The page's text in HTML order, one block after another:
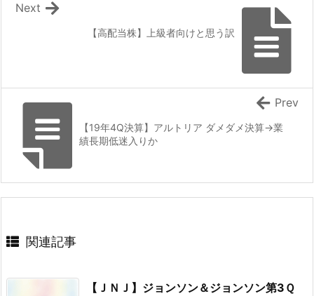
【高配当株】上級者向けと思う訳
Next
【19年4Q決算】アルトリア ダメダメ決算→業
績長期低迷入りか
Prev
関連記事
【ＪＮＪ】ジョンソン＆ジョンソン第3Ｑ